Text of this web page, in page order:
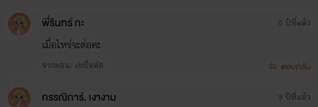
พี่รินทร์ กะ
เมื่อไหร่จะต่อคะ
จากตอน: เหยื่อล่อ
8 ปีที่แล้ว
ตอบกลับ
กรรณิการ์. เงางาม
9 ปีที่แล้ว